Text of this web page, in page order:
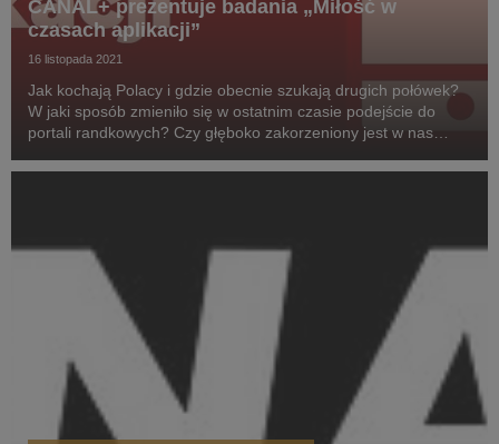
CANAL+ prezentuje badania „Miłość w
czasach aplikacji”
16 listopada 2021
Jak kochają Polacy i gdzie obecnie szukają drugich połówek?
W jaki sposób zmieniło się w ostatnim czasie podejście do
portali randkowych? Czy głęboko zakorzeniony jest w nas
„Miłość w czasach aplikacji”. A już 19 lis...